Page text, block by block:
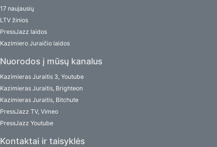
17 naujausių
LTV žinios
PressJazz laidos
Kazimiero Juraičio laidos
Nuorodos į mūsų kanalus
Kazimieras Juraitis 3, Youtube
Kazimieras Juraitis, Brighteon
Kazimieras Juraitis, Bitchute
PressJazz TV, Vimeo
PressJazz Youtube
Kontaktai ir taisyklės